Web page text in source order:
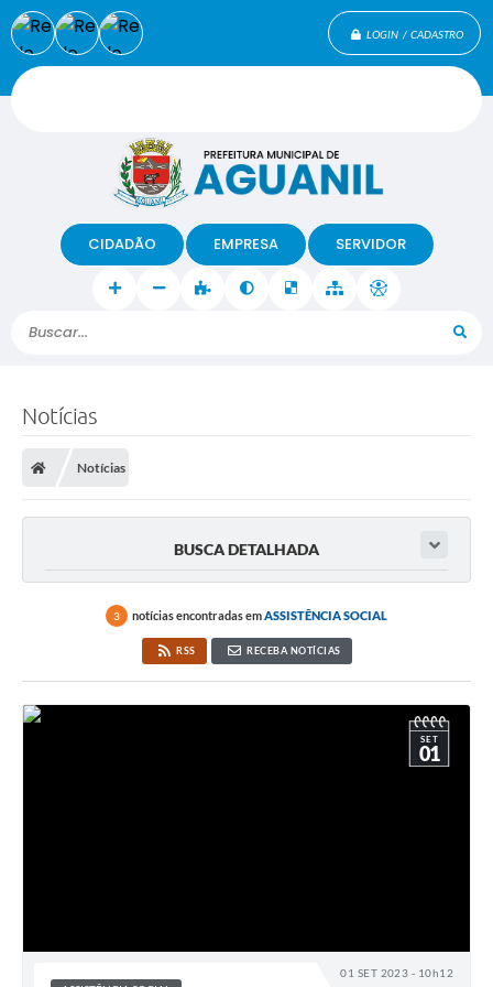
LOGIN / CADASTRO
Buscar...
CIDADÃO EMPRESA SERVIDOR
Notícias
Notícias
BUSCA DETALHADA
3 notícias encontradas em ASSISTÊNCIA SOCIAL
RSS RECEBA NOTÍCIAS
01 SET 2023 - 10h12
SET
01